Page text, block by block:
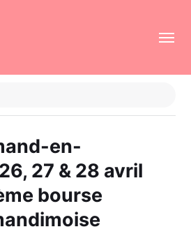
en-
27 & 28 avril
bourse